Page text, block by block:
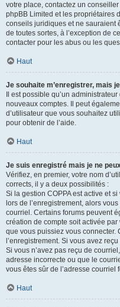
votre place, contactez un
phpBB Limited et les propriétaires
conseils juridiques et ne sauraient
de toutes sortes, à l’exception de
contacter pour les abus ou les
Haut
Je souhaite m’enregistrer, mais
Il est possible qu’un
nouveaux comptes. Il peut
d’utilisateur que vous souhaitez
pour obtenir de l’aide.
Haut
Je suis enregistré mais je ne
Vérifiez, en premier, votre nom
corrects, il y a deux possibilités :
Si la gestion COPPA est active et
lors de l’enregistrement, alors
courriel. Certains forums peuvent
création de compte soit activée
que vous puissiez vous connecter.
l’enregistrement. Si vous avez
Si vous n’avez pas reçu de
adresse incorrecte ou que le
vous êtes sûr de l’adresse
Haut